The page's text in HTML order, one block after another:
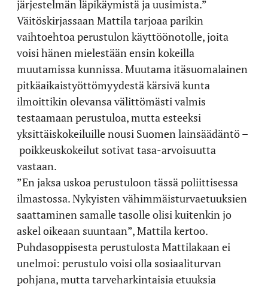
järjestelmän läpikäymistä ja uusimista.”
Väitöskirjassaan Mattila tarjoaa parikin
vaihtoehtoa perustulon käyttöönotolle, joita
voisi hänen mielestään ensin kokeilla
muutamissa kunnissa. Muutama itäsuomalainen
pitkäaikaistyöttömyydestä kärsivä kunta
ilmoittikin olevansa välittömästi valmis
testaamaan perustuloa, mutta esteeksi
yksittäiskokeiluille nousi Suomen lainsäädäntö –
poikkeuskokeilut sotivat tasa-arvoisuutta
vastaan.
”En jaksa uskoa perustuloon tässä poliittisessa
ilmastossa. Nykyisten vähimmäisturvaetuuksien
saattaminen samalle tasolle olisi kuitenkin jo
askel oikeaan suuntaan”, Mattila kertoo.
Puhdasoppisesta perustulosta Mattilakaan ei
unelmoi: perustulo voisi olla sosiaaliturvan
pohjana, mutta tarveharkintaisia etuuksia